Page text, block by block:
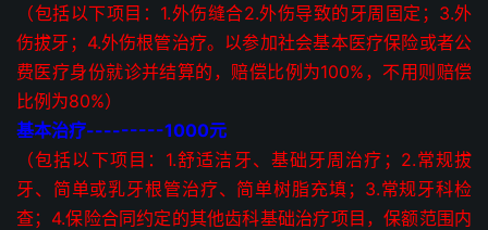
（包括以下项目：1.外伤缝合2.外伤导致的牙周固定；3.外
伤拔牙；4.外伤根管治疗。以参加社会基本医疗保险或者公
费医疗身份就诊并结算的，赔偿比例为100%，不用则赔偿
比例为80%）
基本治疗---------1000元
（包括以下项目：1.舒适洁牙、基础牙周治疗；2.常规拔
牙、简单或乳牙根管治疗、简单树脂充填；3.常规牙科检
查；4.保险合同约定的其他齿科基础治疗项目，保额范围内